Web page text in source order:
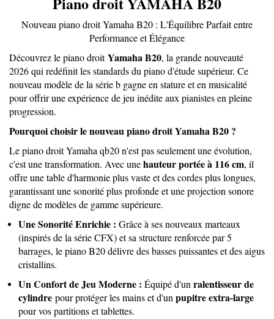
Nouveau piano droit Yamaha B20 : L'Équilibre Parfait entre
Performance et Élégance
Découvrez le piano droitYamaha B20, la grande nouveauté
2026 qui redéfinit les standards du piano d'étude supérieur. Ce
nouveau modèle de la série b gagne en stature et en musicalité
pour offrir une expérience de jeu inédite aux pianistes en pleine
progression.
Pourquoi choisir le nouveau piano droit Yamaha B20 ?
Le piano droit Yamaha qb20 n'est pas seulement une évolution,
c'est une transformation. Avec unehauteur portée à 116 cm, il
offre une table d'harmonie plus vaste et des cordes plus longues,
garantissant une sonorité plus profonde et une projection sonore
digne de modèles de gamme supérieure.
Une Sonorité Enrichie : Grâce à ses nouveaux marteaux
(inspirés de la série CFX) et sa structure renforcée par 5
barrages, le piano B20 délivre des basses puissantes et des aigus
cristallins.
Un Confort de Jeu Moderne : Équipé d'un ralentisseur de
cylindre pour protéger les mains et d'un pupitre extra-large
pour vos partitions et tablettes.